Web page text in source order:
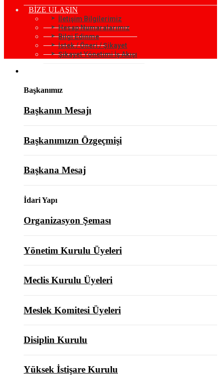
BİZE ULAŞIN
İletişim Bilgilerimiz
Hesap Numaralarımız
Bilgi Edinme
İstek / Öneri / Şikayet
Şikayet Yönetimi İş Akışı
Başkanımız
Başkanın Mesajı
Başkanımızın Özgeçmişi
Başkana Mesaj
İdari Yapı
Organizasyon Şeması
Yönetim Kurulu Üyeleri
Meclis Kurulu Üyeleri
Meslek Komitesi Üyeleri
Disiplin Kurulu
Yüksek İstişare Kurulu